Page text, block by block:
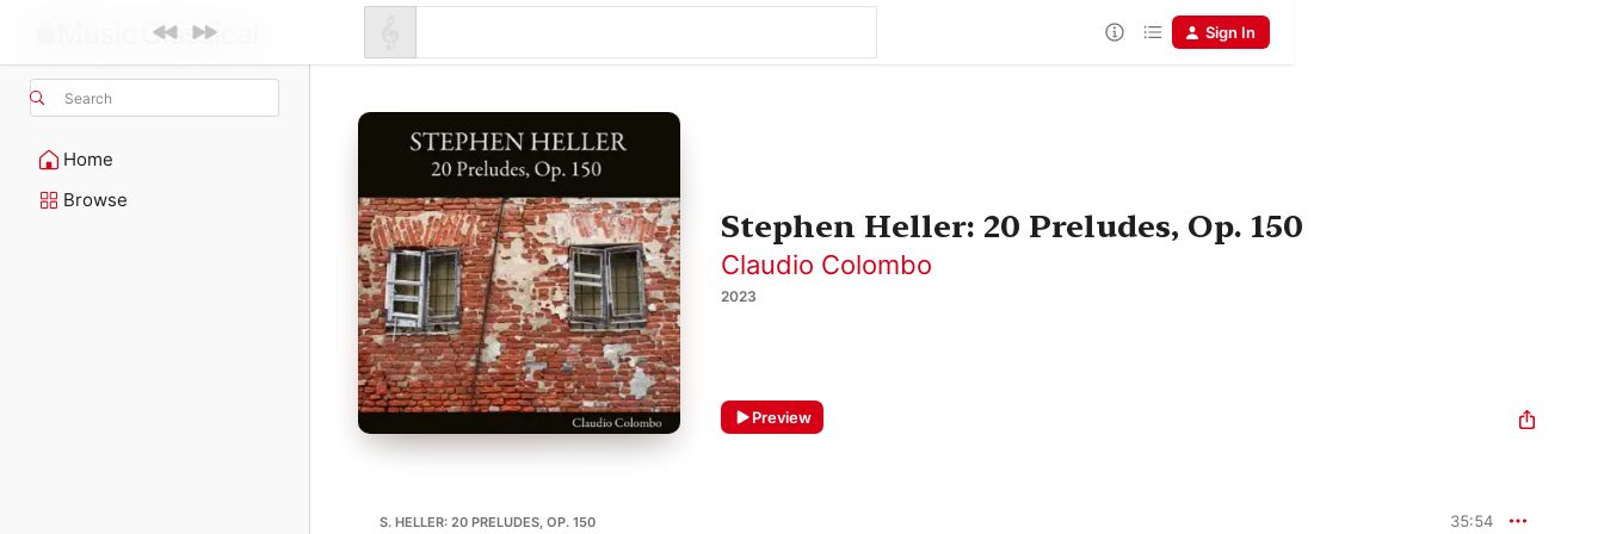
Search
Home
Browse
Sign In
Stephen Heller: 20 Preludes, Op. 150
Claudio Colombo
2023
Preview
S. HELLER: 20 PRELUDES, OP. 150 35:54